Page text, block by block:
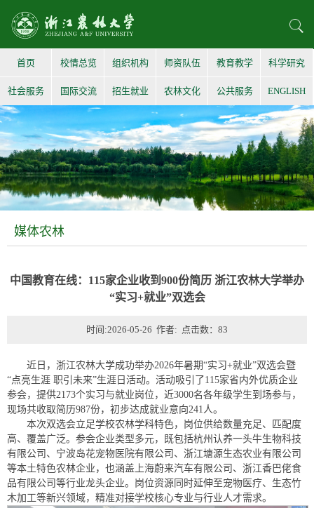
首页 校情总览 组织机构 师资队伍 教育教学 科学研究
社会服务 国际交流 招生就业 农林文化 公共服务 ENGLISH
媒体农林
中国教育在线：115家企业收到900份简历 浙江农林大学举办
“实习+就业”双选会
时间:2026-05-26 作者: 点击数： 83
近日，浙江农林大学成功举办2026年暑期“实习+就业”双选会暨
“点亮生涯 职引未来”生涯日活动。活动吸引了115家省内外优质企业
参会，提供2173个实习与就业岗位，近3000名各年级学生到场参与，
现场共收取简历987份，初步达成就业意向241人。
本次双选会立足学校农林学科特色，岗位供给数量充足、匹配度
高、覆盖广泛。参会企业类型多元，既包括杭州认养一头牛生物科技
有限公司、宁波岛花宠物医院有限公司、浙江塘源生态农业有限公司
等本土特色农林企业，也涵盖上海蔚来汽车有限公司、浙江香巴佬食
品有限公司等行业龙头企业。岗位资源同时延伸至宠物医疗、生态竹
木加工等新兴领域，精准对接学校核心专业与行业人才需求。